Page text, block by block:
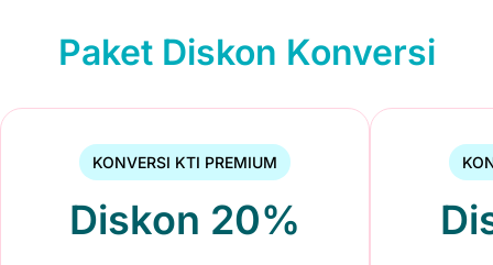
Paket Diskon Konversi
KONVERSI KTI PREMIUM
Diskon 20%